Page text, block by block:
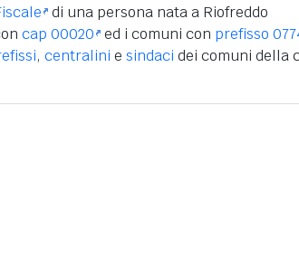
di una persona nata a Riofreddo
cap 00020 ed i comuni con prefisso
, centralini e sindaci dei comuni della